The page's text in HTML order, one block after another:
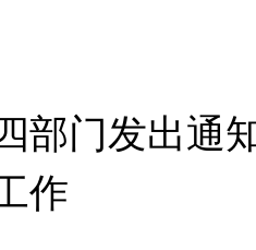
部门发出通
作